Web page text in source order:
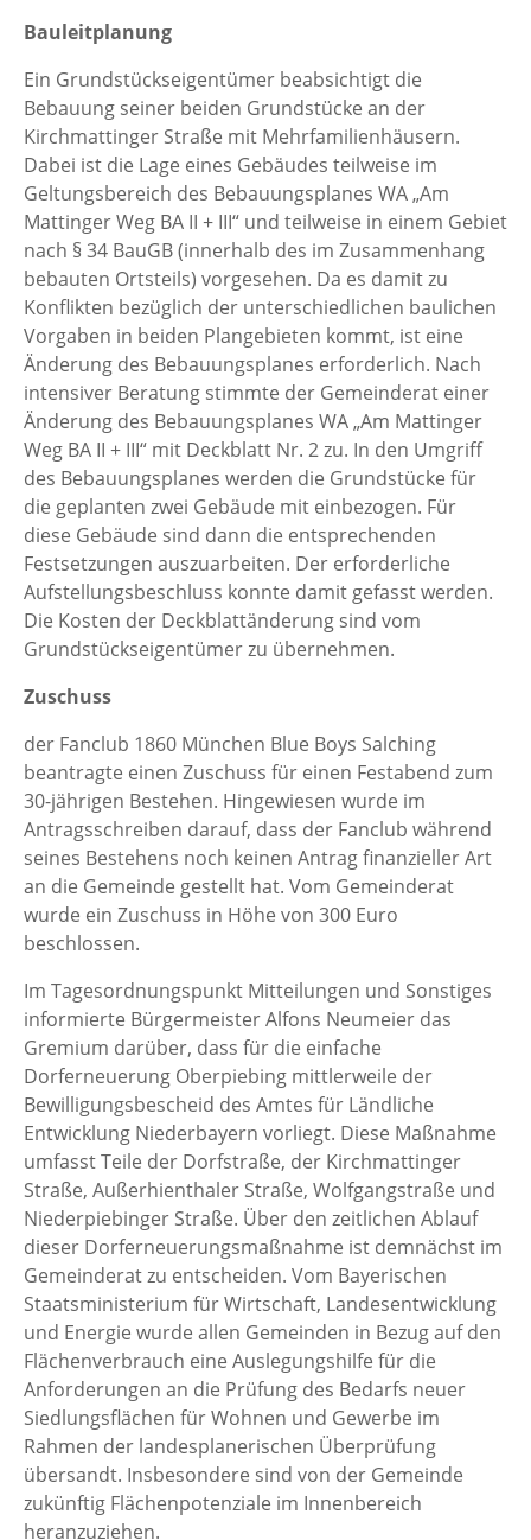
Bauleitplanung
Ein Grundstückseigentümer beabsichtigt die
Bebauung seiner beiden Grundstücke an der
Kirchmattinger Straße mit Mehrfamilienhäusern.
Dabei ist die Lage eines Gebäudes teilweise im
Geltungsbereich des Bebauungsplanes WA „Am
Mattinger Weg BA II + III“ und teilweise in einem Gebiet
nach § 34 BauGB (innerhalb des im Zusammenhang
bebauten Ortsteils) vorgesehen. Da es damit zu
Konflikten bezüglich der unterschiedlichen baulichen
Vorgaben in beiden Plangebieten kommt, ist eine
Änderung des Bebauungsplanes erforderlich. Nach
intensiver Beratung stimmte der Gemeinderat einer
Änderung des Bebauungsplanes WA „Am Mattinger
Weg BA II + III“ mit Deckblatt Nr. 2 zu. In den Umgriff
des Bebauungsplanes werden die Grundstücke für
die geplanten zwei Gebäude mit einbezogen. Für
diese Gebäude sind dann die entsprechenden
Festsetzungen auszuarbeiten. Der erforderliche
Aufstellungsbeschluss konnte damit gefasst werden.
Die Kosten der Deckblattänderung sind vom
Grundstückseigentümer zu übernehmen.
Zuschuss
der Fanclub 1860 München Blue Boys Salching
beantragte einen Zuschuss für einen Festabend zum
30-jährigen Bestehen. Hingewiesen wurde im
Antragsschreiben darauf, dass der Fanclub während
seines Bestehens noch keinen Antrag finanzieller Art
an die Gemeinde gestellt hat. Vom Gemeinderat
wurde ein Zuschuss in Höhe von 300 Euro
beschlossen.
Im Tagesordnungspunkt Mitteilungen und Sonstiges
informierte Bürgermeister Alfons Neumeier das
Gremium darüber, dass für die einfache
Dorferneuerung Oberpiebing mittlerweile der
Bewilligungsbescheid des Amtes für Ländliche
Entwicklung Niederbayern vorliegt. Diese Maßnahme
umfasst Teile der Dorfstraße, der Kirchmattinger
Straße, Außerhienthaler Straße, Wolfgangstraße und
Niederpiebinger Straße. Über den zeitlichen Ablauf
dieser Dorferneuerungsmaßnahme ist demnächst im
Gemeinderat zu entscheiden. Vom Bayerischen
Staatsministerium für Wirtschaft, Landesentwicklung
und Energie wurde allen Gemeinden in Bezug auf den
Flächenverbrauch eine Auslegungshilfe für die
Anforderungen an die Prüfung des Bedarfs neuer
Siedlungsflächen für Wohnen und Gewerbe im
Rahmen der landesplanerischen Überprüfung
übersandt. Insbesondere sind von der Gemeinde
zukünftig Flächenpotenziale im Innenbereich
heranzuziehen.